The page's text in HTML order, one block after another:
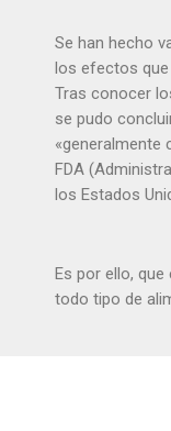
Se han hecho
los efectos
Tras conocer
se pudo
«generalmente
FDA
los Estados
Es por ello,
todo tipo de